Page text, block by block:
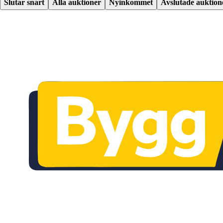
Slutar snart Alla auktioner Nyinkommet Avslutade